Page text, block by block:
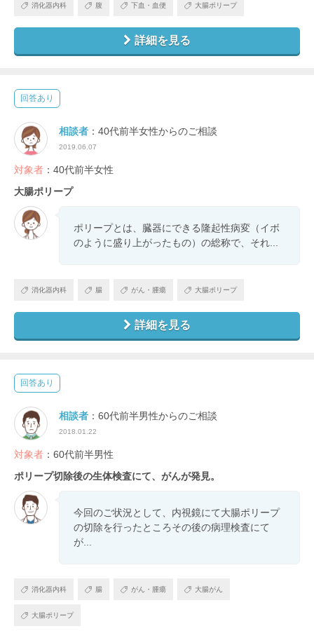
消化器内科 腹 下血・血便 大腸ポリープ
詳細を見る
回答あり
相談者 ：40代前半女性からのご相談
2019.06.07
対象者 ：40代前半女性
大腸ポリープ
ポリープとは、臓器にできる隆起性病変（イボ
のように盛り上がったもの）の総称で、それ...
消化器内科 腸 がん・腫瘍 大腸ポリープ
詳細を見る
回答あり
相談者 ：60代前半男性からのご相談
2018.01.22
対象者 ：60代前半男性
ポリープ切除後の生体検査にて、がんが発見。
今回のご状況として、内視鏡にて大腸ポリープ
の切除を行ったところその後の病理検査にて
が...
消化器内科 腸 がん・腫瘍 大腸がん
大腸ポリープ